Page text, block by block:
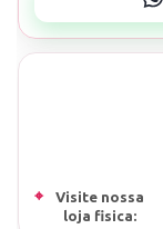
⌖
Visite nossa
loja fisica: